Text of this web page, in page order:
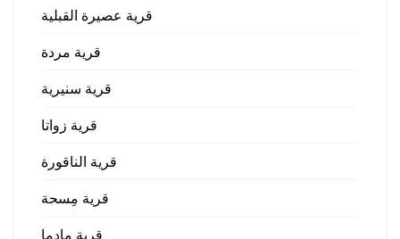
قرية عصيرة القبلية
قرية مردة
قرية سنيرية
قرية زواتا
قرية الناقورة
قرية مِسحة
قرية مادما